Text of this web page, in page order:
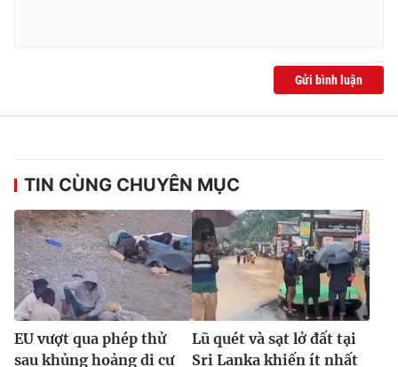
Gửi bình luận
TIN CÙNG CHUYÊN MỤC
EU vượt qua phép thử
sau khủng hoảng di cư
Lũ quét và sạt lở đất tại
Sri Lanka khiến ít nhất